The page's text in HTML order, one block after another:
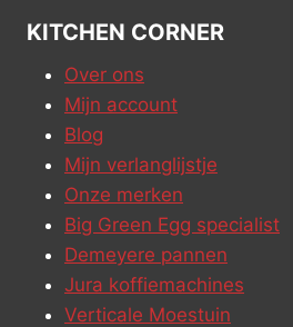
KITCHEN CORNER
Over ons
Mijn account
Blog
Mijn verlanglijstje
Onze merken
Big Green Egg specialist
Demeyere pannen
Jura koffiemachines
Verticale Moestuin